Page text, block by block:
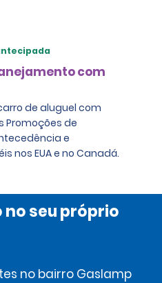
com
de aluguel com
Promoções de
e
nos EUA e no Canadá.
no seu próprio
no bairro Gaslamp